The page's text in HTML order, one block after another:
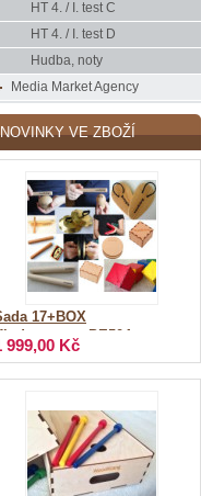
HT 4. / I. test C
HT 4. / I. test D
Hudba, noty
Media Market Agency
NOVINKY VE ZBOŽÍ
17+BOX
999,00 Kč